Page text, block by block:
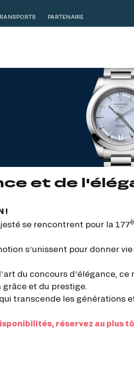
ALERTE
PARTENAIRE
et de
!
se rencontrent pour la 177
s’unissent pour donner
du concours d’élégance, ce
et du prestige.
transcende les générations
réservez au plus